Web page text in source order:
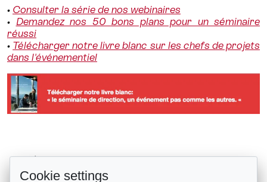
• Consulter la série de nos webinaires
• Demandez nos 50 bons plans pour un séminaire
réussi
• Télécharger notre livre blanc sur les chefs de projets
dans l'événementiel
InterCityHotel Geneva, nouvelle...
Cookie settings